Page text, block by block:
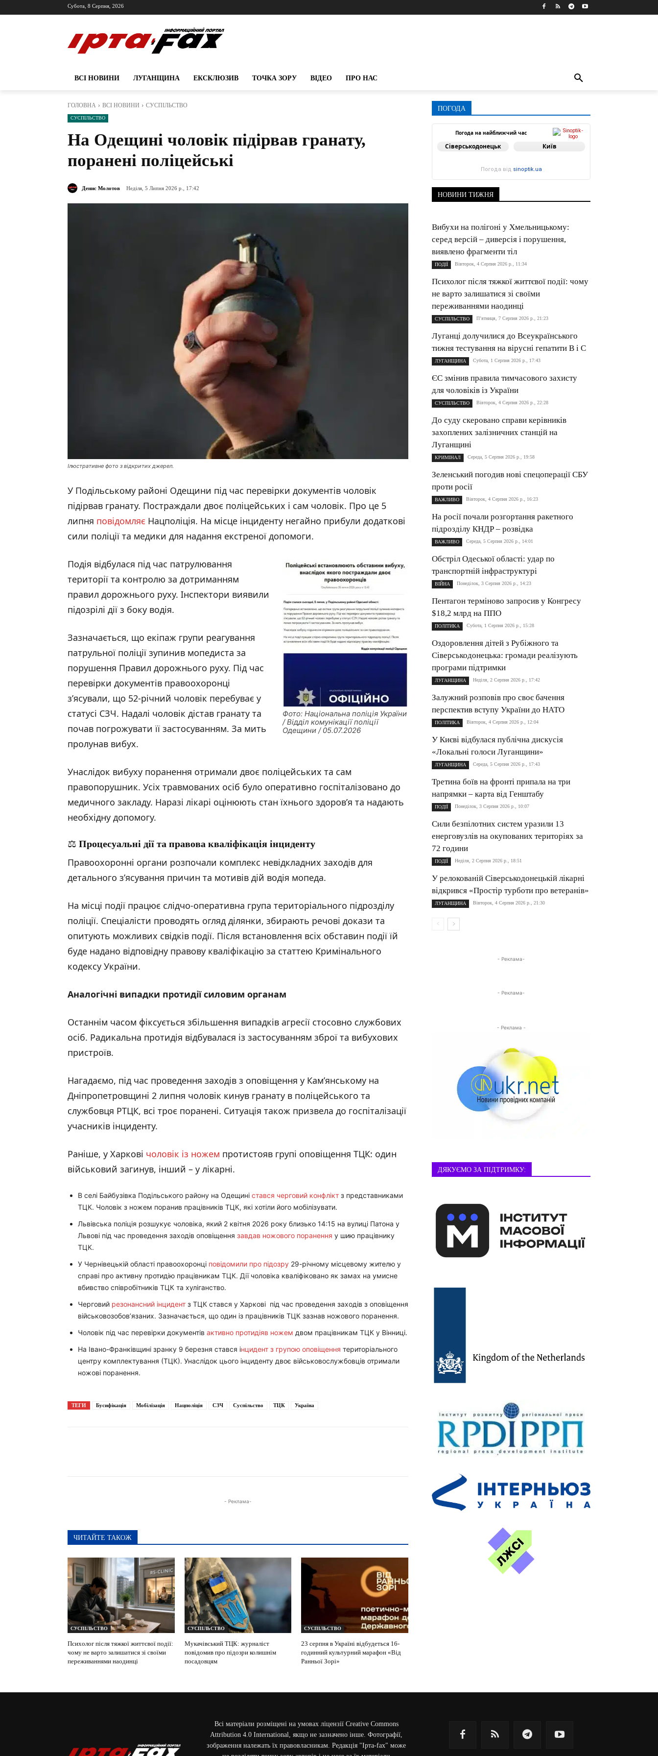
Субота, 8 Серпня, 2026
ВСІ НОВИНИ ЛУГАНЩИНА ЕКСКЛЮЗИВ ТОЧКА ЗОРУ ВІДЕО ПРО НАС
ГОЛОВНА ВСІ НОВИНИ СУСПІЛЬСТВО
СУСПІЛЬСТВО
На Одещині чоловік підірвав гранату,
поранені поліцейські
Денис Молотов Неділя, 5 Липня 2026 р., 17:42
Ілюстративне фото з відкритих джерел.
У Подільському районі Одещини під час перевірки документів чоловік
підірвав гранату. Постраждали двоє поліцейських і сам чоловік. Про це 5
липня повідомляє Нацполіція. На місце інциденту негайно прибули додаткові
сили поліції та медики для надання екстреної допомоги.
Фото: Національна поліція України
/ Відділ комунікації поліції
Одещини / 05.07.2026
Подія відбулася під час патрулювання
території та контролю за дотриманням
правил дорожнього руху. Інспектори виявили
підозрілі дії з боку водія.
Зазначається, що екіпаж групи реагування
патрульної поліції зупинив мопедиста за
порушення Правил дорожнього руху. Під час
перевірки документів правоохоронці
з’ясували, що 52-річний чоловік перебуває у
статусі СЗЧ. Надалі чоловік дістав гранату та
почав погрожувати її застосуванням. За мить
пролунав вибух.
Унаслідок вибуху поранення отримали двоє поліцейських та сам
правопорушник. Усіх травмованих осіб було оперативно госпіталізовано до
медичного закладу. Наразі лікарі оцінюють стан їхнього здоров’я та надають
необхідну допомогу.
⚖️ Процесуальні дії та правова кваліфікація інциденту
Правоохоронні органи розпочали комплекс невідкладних заходів для
детального з’ясування причин та мотивів дій водія мопеда.
На місці події працює слідчо-оперативна група територіального підрозділу
поліції. Спеціалісти проводять огляд ділянки, збирають речові докази та
опитують можливих свідків події. Після встановлення всіх обставин події їй
буде надано відповідну правову кваліфікацію за статтею Кримінального
кодексу України.
Аналогічні випадки протидії силовим органам
Останнім часом фіксується збільшення випадків агресії стосовно службових
осіб. Радикальна протидія відбувалася із застосуванням зброї та вибухових
пристроїв.
Нагадаємо, під час проведення заходів з оповіщення у Кам’янському на
Дніпропетровщині 2 липня чоловік кинув гранату в поліцейського та
службовця РТЦК, всі троє поранені. Ситуація також призвела до госпіталізації
учасників інциденту.
Раніше, у Харкові чоловік із ножем протистояв групі оповіщення ТЦК: один
військовий загинув, інший – у лікарні.
В селі Байбузівка Подільського району на Одещині стався черговий конфлікт з представниками
ТЦК. Чоловік з ножем поранив працівників ТЦК, які хотіли його мобілізувати.
Львівська поліція розшукує чоловіка, який 2 квітня 2026 року близько 14:15 на вулиці Патона у
Львові під час проведення заходів оповіщення завдав ножового поранення у шию працівнику
ТЦК.
У Чернівецькій області правоохоронці повідомили про підозру 29-річному місцевому жителю у
справі про активну протидію працівникам ТЦК. Дії чоловіка кваліфіковано як замах на умисне
вбивство співробітників ТЦК та хуліганство.
Черговий резонансний інцидент з ТЦК стався у Харкові під час проведення заходів з оповіщення
військовозобов’язаних. Зазначається, що один із працівників ТЦК зазнав ножового поранення.
Чоловік під час перевірки документів активно протидіяв ножем двом працівникам ТЦК у Вінниці.
На Івано-Франківщині зранку 9 березня стався інцидент з групою оповіщення територіального
центру комплектування (ТЦК). Унаслідок цього інциденту двоє військовослужбовців отримали
ножові поранення.
ТЕГИ Бусифікація Мобілізація Нацполіція СЗЧ Суспільство ТЦК Україна
- Реклама-
ЧИТАЙТЕ ТАКОЖ
СУСПІЛЬСТВО
Психолог після тяжкої життєвої події:
чому не варто залишатися зі своїми
переживаннями наодинці
СУСПІЛЬСТВО
Мукачівський ТЦК: журналіст
повідомив про підозри колишнім
посадовцям
СУСПІЛЬСТВО
23 серпня в Україні відбудеться 16-
годинний культурний марафон «Від
Ранньої Зорі»
ПОГОДА
Погода на найближчий час
Сіверськодонецьк Київ
Погода від sinoptik.ua
НОВИНИ ТИЖНЯ
Вибухи на полігоні у Хмельницькому:
серед версій – диверсія і порушення,
виявлено фрагменти тіл
ПОДІЇ Вівторок, 4 Серпня 2026 р., 11:34
Психолог після тяжкої життєвої події: чому
не варто залишатися зі своїми
переживаннями наодинці
СУСПІЛЬСТВО П’ятниця, 7 Серпня 2026 р., 21:23
Луганці долучилися до Всеукраїнського
тижня тестування на вірусні гепатити B і C
ЛУГАНЩИНА Субота, 1 Серпня 2026 р., 17:43
ЄС змінив правила тимчасового захисту
для чоловіків із України
СУСПІЛЬСТВО Вівторок, 4 Серпня 2026 р., 22:28
До суду скеровано справи керівників
захоплених залізничних станцій на
Луганщині
КРИМІНАЛ Середа, 5 Серпня 2026 р., 19:58
Зеленський погодив нові спецоперації СБУ
проти росії
ВАЖЛИВО Вівторок, 4 Серпня 2026 р., 16:23
На росії почали розгортання ракетного
підрозділу КНДР – розвідка
ВАЖЛИВО Середа, 5 Серпня 2026 р., 14:01
Обстріл Одеської області: удар по
транспортній інфраструктурі
ВІЙНА Понеділок, 3 Серпня 2026 р., 14:23
Пентагон терміново запросив у Конгресу
$18,2 млрд на ППО
ПОЛІТИКА Субота, 1 Серпня 2026 р., 15:28
Оздоровлення дітей з Рубіжного та
Сіверськодонецька: громади реалізують
програми підтримки
ЛУГАНЩИНА Неділя, 2 Серпня 2026 р., 17:42
Залужний розповів про своє бачення
перспектив вступу України до НАТО
ПОЛІТИКА Вівторок, 4 Серпня 2026 р., 12:04
У Києві відбулася публічна дискусія
«Локальні голоси Луганщини»
ЛУГАНЩИНА Середа, 5 Серпня 2026 р., 17:43
Третина боїв на фронті припала на три
напрямки – карта від Генштабу
ПОДІЇ Понеділок, 3 Серпня 2026 р., 10:07
Сили безпілотних систем уразили 13
енерговузлів на окупованих територіях за
72 години
ПОДІЇ Неділя, 2 Серпня 2026 р., 18:51
У релокованій Сіверськодонецькій лікарні
відкрився «Простір турботи про ветеранів»
ЛУГАНЩИНА Вівторок, 4 Серпня 2026 р., 21:30
- Реклама-
- Реклама-
- Реклама -
ДЯКУЄМО ЗА ПІДТРИМКУ:
Всі матеріали розміщені на умовах ліцензії Creative Commons
Attribution 4.0 International, якщо не зазначено інше. Фотографії,
зображення належать їх правовласникам. Редакція "Ірта-fax" може